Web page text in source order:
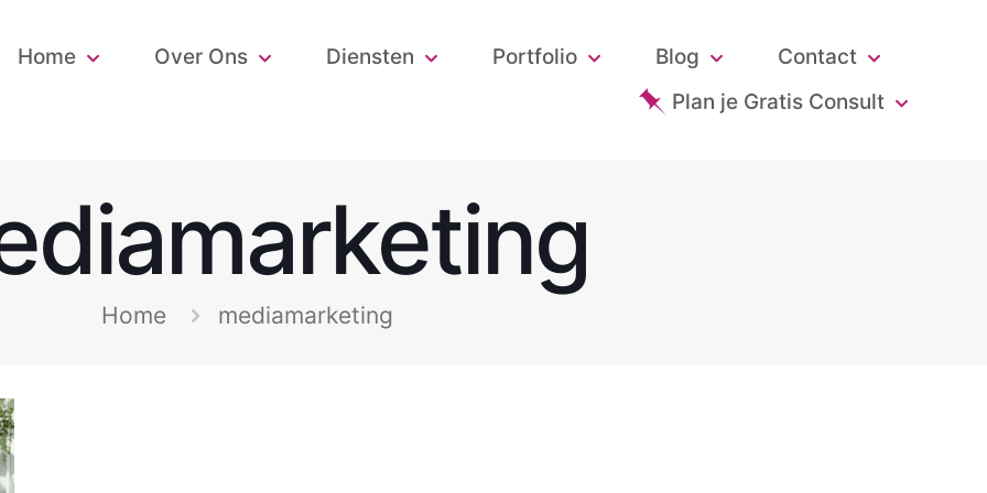
Home Over Ons Diensten Portfolio Blog
Contact
Plan je Gratis Consult
Home mediamarketing